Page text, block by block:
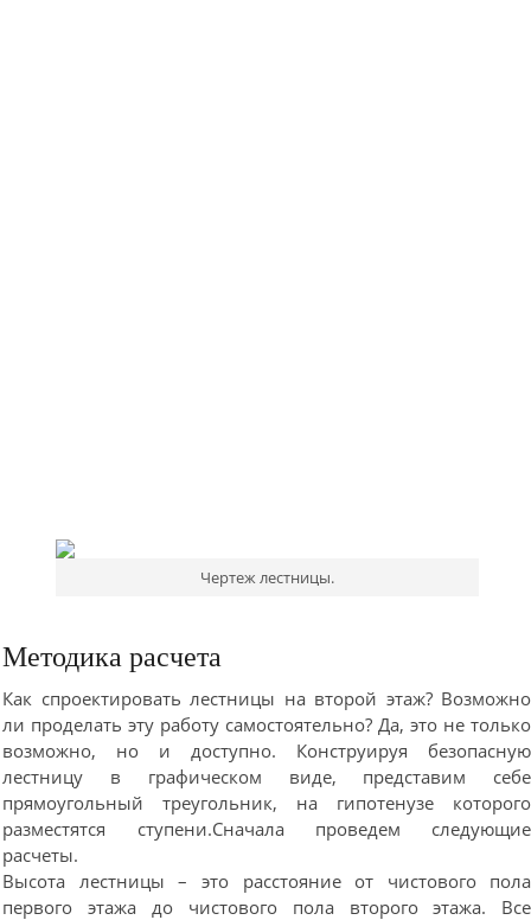
Чертеж лестницы.
Методика расчета
Как спроектировать лестницы на второй этаж? Возможно
ли проделать эту работу самостоятельно? Да, это не только
возможно, но и доступно. Конструируя безопасную
лестницу в графическом виде, представим себе
прямоугольный треугольник, на гипотенузе которого
разместятся ступени.Сначала проведем следующие
расчеты.
Высота лестницы – это расстояние от чистового пола
первого этажа до чистового пола второго этажа. Все